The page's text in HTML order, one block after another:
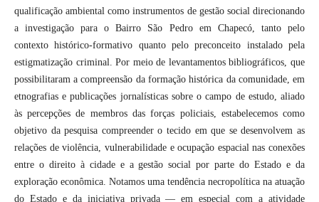
qualificação ambiental como instrumentos de gestão social direcionando
a investigação para o Bairro São Pedro em Chapecó, tanto pelo
contexto histórico-formativo quanto pelo preconceito instalado pela
estigmatização criminal. Por meio de levantamentos bibliográficos, que
possibilitaram a compreensão da formação histórica da comunidade, em
etnografias e publicações jornalísticas sobre o campo de estudo, aliado
às percepções de membros das forças policiais, estabelecemos como
objetivo da pesquisa compreender o tecido em que se desenvolvem as
relações de violência, vulnerabilidade e ocupação espacial nas conexões
entre o direito à cidade e a gestão social por parte do Estado e da
exploração econômica. Notamos uma tendência necropolítica na atuação
do Estado e da iniciativa privada — em especial com a atividade